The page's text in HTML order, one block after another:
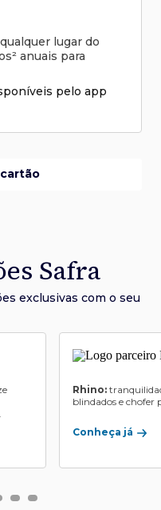
lugar do
anuais para
pelo app
Safra
exclusivas com o seu
Rhino:
blindados e chofer
Conheça já